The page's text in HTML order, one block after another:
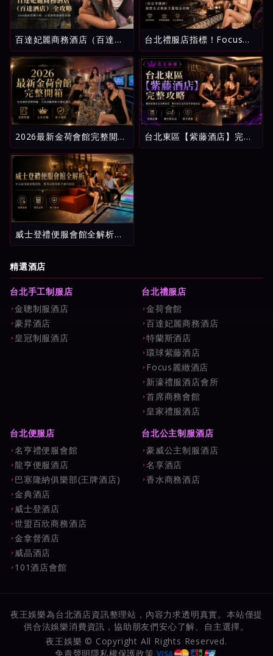
百達妃麗商務酒店（百達酒
店）全攻略：2026最新消費
介紹、五星評級與避坑指南
台北禮服店指標！Focus酒
店（原忠孝麗緻）消費方式
與新手進場全攻略
2026最新金荷會館完整開
箱：台北酒店消費明細、五
星評鑑與新手避坑指南
台北東區【紫藤酒店】完整
攻略：環球紫藤名店消費試
威士登禮便服會館全解析：
中山區頂級消費流程、費用
精選酒店
台北手工制服店
金聰制服酒店
豪昇酒店
皇冠制服酒店
台北禮服店
金荷會館
百達妃麗商務酒店
特蘭斯酒店
環球紫藤酒店
Focus麗緻酒店
新濠禮服酒店會所
首席商務會館
皇家禮服酒店
台北便服店
名亨禮便服會館
龍亨便服酒店
巴塞隆納俱樂部(王牌酒店)
金典酒店
威士登酒店
世盟百欣商務酒店
金拿督酒店
威晶酒店
101酒店會館
台北公主制服酒店
豪威公主制服酒店
名享酒店
香水商務酒店
夜王娛樂為台北酒店資訊整理站，內容力求透明真實。本站僅提
供合法娛樂消費資訊，協助朋友們安心了解、自主選擇。
夜王娛樂 © Copyright All Rights Reserved.
免責聲明隱私權保護政策